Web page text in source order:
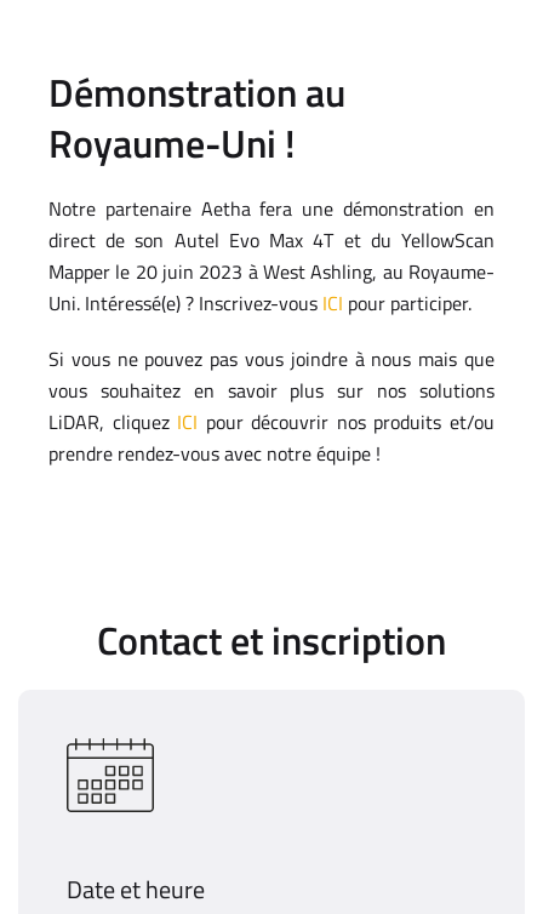
Démonstration au
Royaume-Uni !
Notre partenaire Aetha fera une démonstration en
direct de son Autel Evo Max 4T et du YellowScan
Mapper le 20 juin 2023 à West Ashling, au Royaume-
Uni. Intéressé(e) ? Inscrivez-vous ICI pour participer.
Si vous ne pouvez pas vous joindre à nous mais que
vous souhaitez en savoir plus sur nos solutions
LiDAR, cliquez ICI pour découvrir nos produits et/ou
prendre rendez-vous avec notre équipe !
Contact et inscription
Date et heure